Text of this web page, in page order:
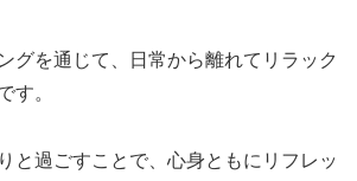
グを通じて、日常から離れてリラック
す。
と過ごすことで、心身ともにリフレッ